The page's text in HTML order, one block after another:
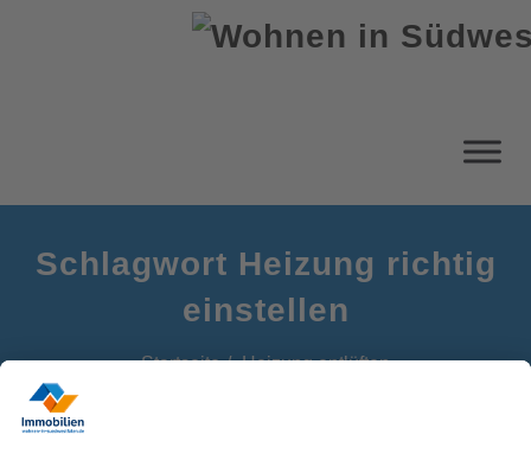
Schlagwort Heizung richtig
einstellen
Startseite Heizung entlüften